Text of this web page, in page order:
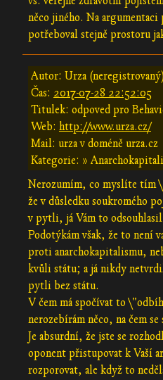
něco jiného. Na
potřeboval stejně prostoru
Autor: Urza (neregistrovaný)
Čas: 2017-07-28 22:52:05
Titulek: odpoved pro
Web: http://www.urza.cz/
Mail: urza v doméně urza.cz
Kategorie: »
Nerozumím, co myslíte tím
že v důsledku soukromého
v pytli, já Vám to
Podotýkám však, že to není
proti anarchokapitalismu,
kvůli státu; a já nikdy
pytli bez státu.
V čem má spočívat to
nerozebírám něco, na čem se
Je absurdní, že jste se
oponent přistupovat k Vaší
rozporovat, ale když to